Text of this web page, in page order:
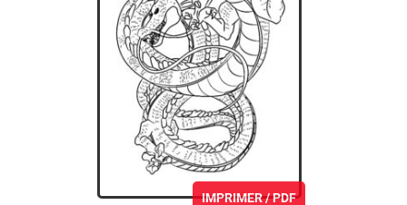
IMPRIMER / PDF